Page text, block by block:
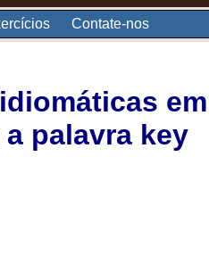
Contate-nos
em
palavra key